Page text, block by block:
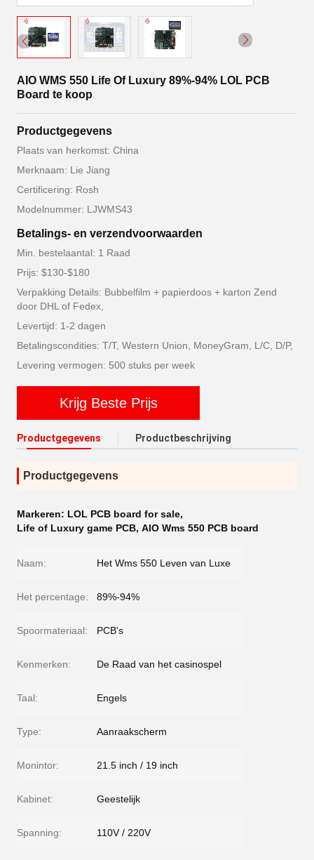
AIO WMS 550 Life Of Luxury 89%-94% LOL PCB
Board te koop
Productgegevens
Plaats van herkomst: China
Merknaam: Lie Jiang
Certificering: Rosh
Modelnummer: LJWMS43
Betalings- en verzendvoorwaarden
Min. bestelaantal: 1 Raad
Prijs: $130-$180
Verpakking Details: Bubbelfilm + papierdoos + karton Zend
door DHL of Fedex,
Levertijd: 1-2 dagen
Betalingscondities: T/T, Western Union, MoneyGram, L/C, D/P,
Levering vermogen: 500 stuks per week
Krijg Beste Prijs
Productgegevens Productbeschrijving
Productgegevens
Markeren: LOL PCB board for sale,
Life of Luxury game PCB, AIO Wms 550 PCB board
Naam: Het Wms 550 Leven van Luxe
Het percentage: 89%-94%
Spoormateriaal: PCB's
Kenmerken: De Raad van het casinospel
Taal: Engels
Type: Aanraakscherm
Monintor: 21.5 inch / 19 inch
Kabinet: Geestelijk
Spanning: 110V / 220V